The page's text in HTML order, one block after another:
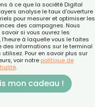
à ce que la société Digital
analyse le taux d'ouverture
pour mesurer et optimiser les
des campagnes. Nous
si vous ouvrez les
l'heure à laquelle vous le faites
des informations sur le terminal
utilisez. Pour en savoir plus sur
voir notre politique de
.
mon cadeau !